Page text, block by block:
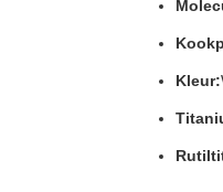
Kleur: